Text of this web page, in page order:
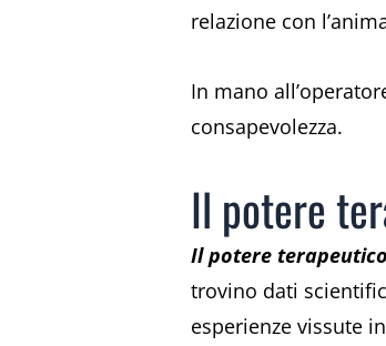
relazione con
In mano
consapevolezza.
Il potere
Il potere
trovino dati
esperienze vissute